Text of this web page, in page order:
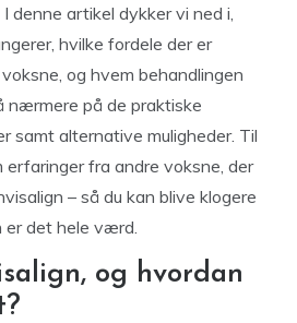
denne artikel dykker vi ned i,
hvilke fordele der er
og hvem behandlingen
nærmere på de praktiske
samt alternative muligheder. Til
fra andre voksne, der
– så du kan blive klogere
er det hele værd.
og hvordan